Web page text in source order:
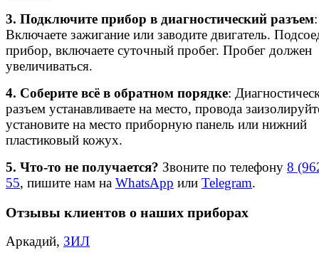
3. Подключите прибор в диагностический разъем:
Включаете зажигание или заводите двигатель.
прибор, включаете суточный пробег. Пробег должен
увеличиваться.
4. Соберите всё в обратном порядке:
разъем устанавливаете на место, провода
установите на место приборную панель или нижний
пластиковый кожух.
5. Что-то не получается? Звоните по телефону 8
55, пишите нам на WhatsApp или Telegram.
Отзывы клиентов о наших приборах
Аркадий, ЗИЛ